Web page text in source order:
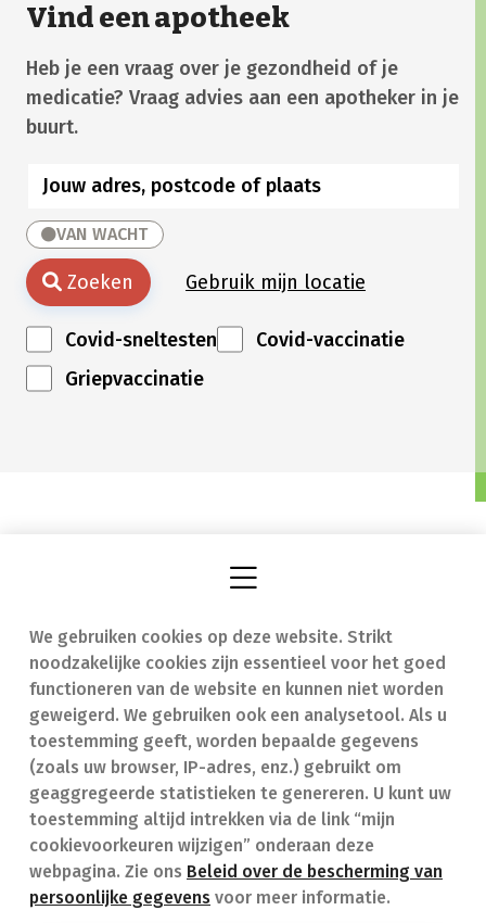
We gebruiken cookies op deze website. Strikt
noodzakelijke cookies zijn essentieel voor het goed
functioneren van de website en kunnen niet worden
geweigerd. We gebruiken ook een analysetool. Als u
toestemming geeft, worden bepaalde gegevens
(zoals uw browser, IP-adres, enz.) gebruikt om
geaggregeerde statistieken te genereren. U kunt uw
toestemming altijd intrekken via de link “mijn
cookievoorkeuren wijzigen” onderaan deze
webpagina. Zie ons Beleid over de bescherming van
persoonlijke gegevens voor meer informatie.
Vind een apotheek
Heb je een vraag over je gezondheid of je
medicatie? Vraag advies aan een apotheker in je
buurt.
VAN WACHT
Zoeken Gebruik mijn locatie
Covid-sneltesten
Covid-vaccinatie
Griepvaccinatie
Vind een apotheek
Onze expertise
Ziekten
Geneesmiddelen
In geval van nood
Contact
Veelgestelde vragen
(FAQ)